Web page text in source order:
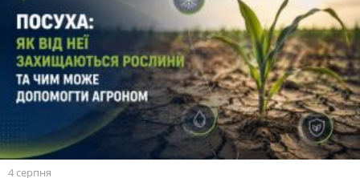
4 серпня